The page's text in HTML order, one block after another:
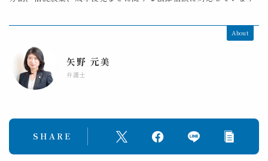
About
矢野 元美
弁護士
SHARE